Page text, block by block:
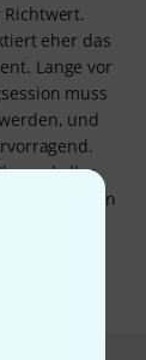
eher das
Lange vor
muss
und
Kesseln, den